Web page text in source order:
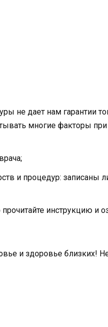
не дает нам гарантии
многие факторы
и процедур: записаны
инструкцию и
и здоровье близких!